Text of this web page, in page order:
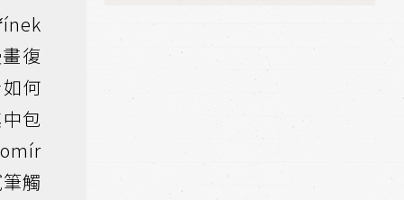
復
何
包
觸